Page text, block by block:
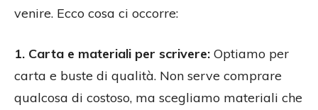
venire. Ecco cosa ci occorre:
1. Carta e materiali per scrivere: Optiamo per
carta e buste di qualità. Non serve comprare
qualcosa di costoso, ma scegliamo materiali che